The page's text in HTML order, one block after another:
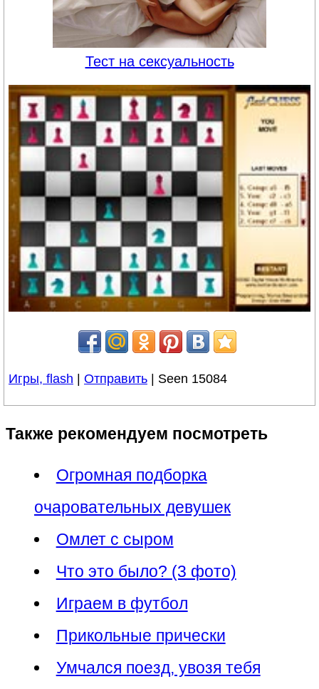
Тест на сексуальность
Игры, flash Отправить | Seen 15084
Также рекомендуем посмотреть
Огромная подборка
очаровательных девушек
Омлет с сыром
Что это было? (3 фото)
Играем в футбол
Прикольные прически
Умчался поезд, увозя тебя